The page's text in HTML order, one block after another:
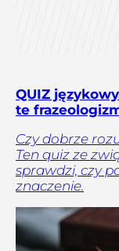
QUIZ
te
Czy dobrze
Ten quiz ze
sprawdzi, czy
znaczenie.